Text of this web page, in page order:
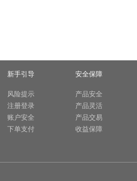
新手引导
风险提示
注册登录
账户安全
下单支付
安全保障
产品安全
产品灵活
产品交易
收益保障